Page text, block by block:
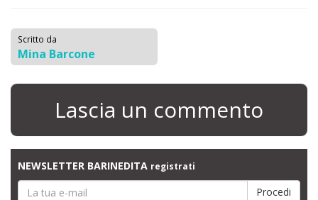
Scritto da
Mina Barcone
Lascia un commento
NEWSLETTER BARINEDITA registrati